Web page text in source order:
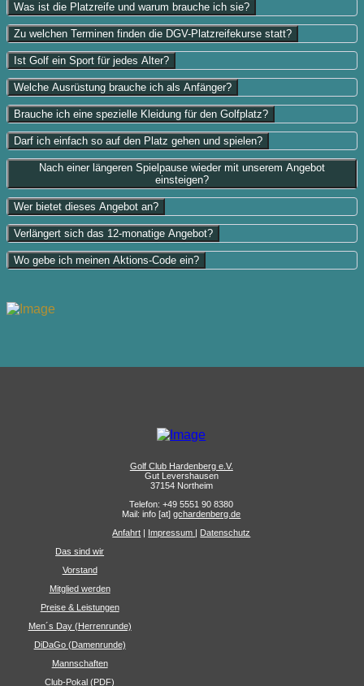
Was ist die Platzreife und warum brauche ich sie?
Zu welchen Terminen finden die DGV-Platzreifekurse statt?
Ist Golf ein Sport für jedes Alter?
Welche Ausrüstung brauche ich als Anfänger?
Brauche ich eine spezielle Kleidung für den Golfplatz?
Darf ich einfach so auf den Platz gehen und spielen?
Nach einer längeren Spielpause wieder mit unserem Angebot
einsteigen?
Wer bietet dieses Angebot an?
Verlängert sich das 12-monatige Angebot?
Wo gebe ich meinen Aktions-Code ein?
Golf Club Hardenberg e.V.
Gut Levershausen
37154 Northeim
Telefon: +49 5551 90 8380
Mail: info [at]gchardenberg.de
Anfahrt | Impressum | Datenschutz
Das sind wir
Vorstand
Mitglied werden
Preise & Leistungen
Men´s Day (Herrenrunde)
DiDaGo (Damenrunde)
Mannschaften
Club-Pokal (PDF)